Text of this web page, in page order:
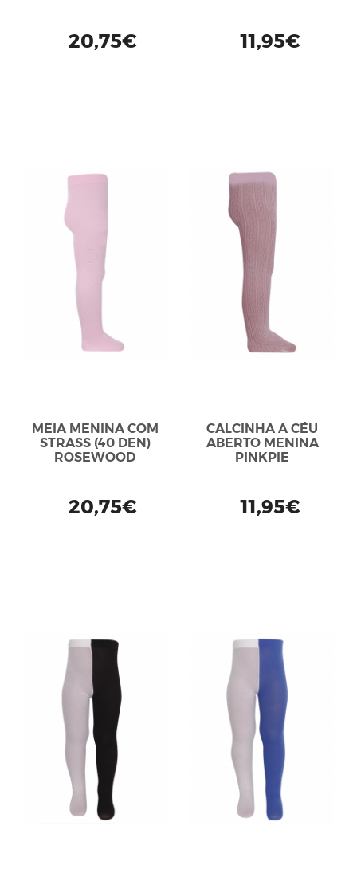
20,75€ 11,95€
MEIA MENINA COM
STRASS (40 DEN)
ROSEWOOD
20,75€
CALCINHA A CÉU
ABERTO MENINA
PINKPIE
11,95€